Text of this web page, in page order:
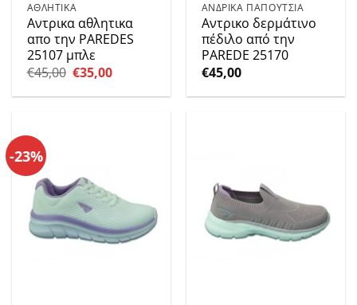
ΑΘΛΗΤΙΚΑ
Αντρικα αθλητικα
απο την PAREDES
25107 μπλε
€45,00 Original
price
was:
€35,00Η
τιμή
ΑΝΔΡΙΚΑ ΠΑΠΟΥΤΣΙΑ
Αντρικο δερμάτινο
πέδιλο από την
PAREDE 25170
€45,00
-23%